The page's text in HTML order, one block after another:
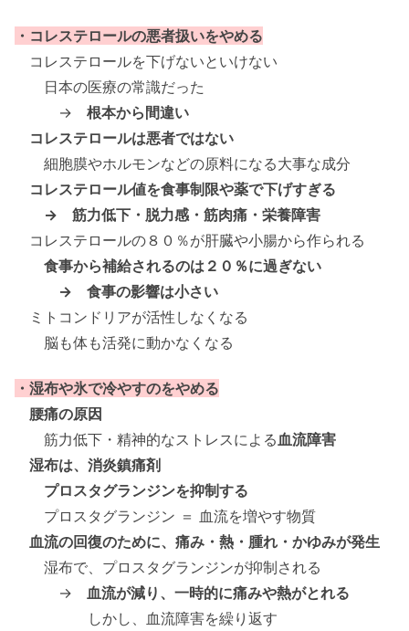
・コレステロールの悪者扱いをやめる
コレステロールを下げないといけない
日本の医療の常識だった
→ 根本から間違い
コレステロールは悪者ではない
細胞膜やホルモンなどの原料になる大事な成分
コレステロール値を食事制限や薬で下げすぎる
→ 筋力低下・脱力感・筋肉痛・栄養障害
コレステロールの８０％が肝臓や小腸から作られる
食事から補給されるのは２０％に過ぎない
→ 食事の影響は小さい
ミトコンドリアが活性しなくなる
脳も体も活発に動かなくなる
・湿布や氷で冷やすのをやめる
腰痛の原因
筋力低下・精神的なストレスによる血流障害
湿布は、消炎鎮痛剤
プロスタグランジンを抑制する
プロスタグランジン ＝ 血流を増やす物質
血流の回復のために、痛み・熱・腫れ・かゆみが発生
湿布で、プロスタグランジンが抑制される
→ 血流が減り、一時的に痛みや熱がとれる
しかし、血流障害を繰り返す